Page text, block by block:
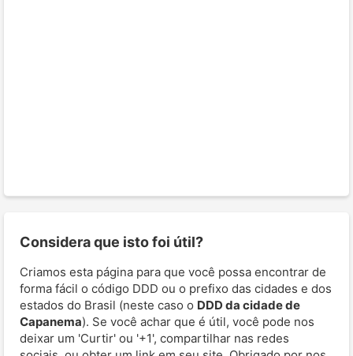
Considera que isto foi útil?
Criamos esta página para que você possa encontrar de
forma fácil o código DDD ou o prefixo das cidades e dos
estados do Brasil (neste caso o DDD da cidade de
Capanema). Se você achar que é útil, você pode nos
deixar um 'Curtir' ou '+1', compartilhar nas redes